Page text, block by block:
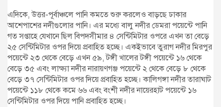
এদিকে, উত্তর-পূর্বাঞ্চলে পানি কমতে শুরু করলেও বাড়ছে ঢাকার
আশেপাশের নদীগুলোর পানি। এর মধ্যে বালু নদীর ডেমরা পয়েন্টে পানি
গত সপ্তাহে যেখানে ছিল বিপদসীমার ৪ সেন্টিমিটার ওপরে এখন তা বেড়ে
২৫ সেন্টিমিটার ওপর দিয়ে প্রবাহিত হচ্ছে। একইভাবে তুরাগ নদীর মিরপুর
পয়েন্টে ২৩ থেকে বেড়ে এখন ৫৯, টঙ্গী খালের টঙ্গী পয়েন্টে ১৬ থেকে
বেড়ে ৩৫ এবং লাক্ষ্যা নদীর নারায়ণগঞ্জ পয়েন্টে ২ থেকে বেড়ে ৮ থেকে
বেড়ে ৩৭ সেন্টিমিটার ওপর দিয়ে প্রবাহিত হচ্ছে। কালিগঙ্গা নদীর তারাঘাট
পয়েন্টে ১১৮ থেকে কমে ৬৬ এবং বংশী নদীর নায়েরহাট পয়েন্টে ১৬
সেন্টিমিটার ওপর দিয়ে পানি প্রবাহিত হচ্ছে।